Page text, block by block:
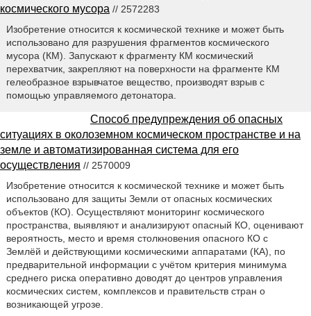
космического мусора // 2572283
Изобретение относится к космической технике и может быть
использовано для разрушения фрагментов космического
мусора (КМ). Запускают к фрагменту КМ космический
перехватчик, закрепляют на поверхности на фрагменте КМ
гелеобразное взрывчатое вещество, производят взрыв с
помощью управляемого детонатора.
Способ предупреждения об опасных
ситуациях в околоземном космическом пространстве и на
земле и автоматизированная система для его
осуществления // 2570009
Изобретение относится к космической технике и может быть
использовано для защиты Земли от опасных космических
объектов (КО). Осуществляют мониторинг космического
пространства, выявляют и анализируют опасный КО, оценивают
вероятность, место и время столкновения опасного КО с
Землёй и действующими космическими аппаратами (КА), по
предварительной информации с учётом критерия минимума
среднего риска оперативно доводят до центров управления
космических систем, комплексов и правительств стран о
возникающей угрозе.